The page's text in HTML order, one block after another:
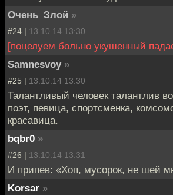
Очень_Злой »
#24 | 13.10.14 13:30
[поцелуем больно укушенный
Samnesvoy »
#25 | 13.10.14 13:30
Талантливый человек талантлив
поэт, певица, спортсменка,
красавица.
bqbr0 »
#26 | 13.10.14 13:31
И припев: «Хоп, мусорок, не шей
Korsar »